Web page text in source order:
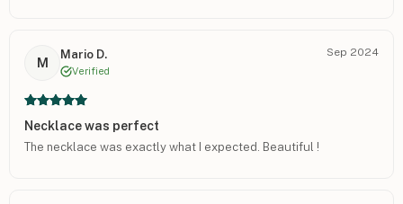
M
Mario D.
Verified
Sep 2024
Necklace was perfect
The necklace was exactly what I expected. Beautiful !